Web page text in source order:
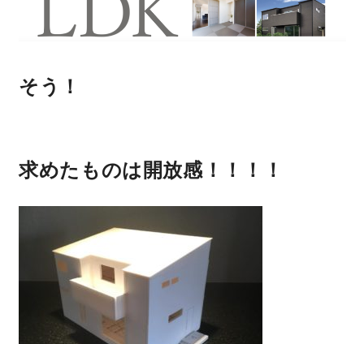
そう！
求めたものは開放感！！！！